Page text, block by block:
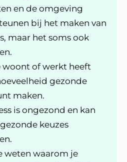
en de omgeving
bij het maken van
maar het soms ook
woont of werkt heeft
gezonde
maken.
is ongezond en kan
keuzes
weten waarom je